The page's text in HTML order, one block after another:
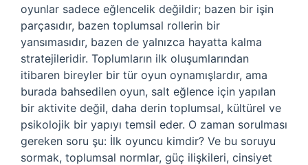
oyunlar sadece eğlencelik değildir; bazen bir işin
parçasıdır, bazen toplumsal rollerin bir
yansımasıdır, bazen de yalnızca hayatta kalma
stratejileridir. Toplumların ilk oluşumlarından
itibaren bireyler bir tür oyun oynamışlardır, ama
burada bahsedilen oyun, salt eğlence için yapılan
bir aktivite değil, daha derin toplumsal, kültürel ve
psikolojik bir yapıyı temsil eder. O zaman sorulması
gereken soru şu: İlk oyuncu kimdir? Ve bu soruyu
sormak, toplumsal normlar, güç ilişkileri, cinsiyet